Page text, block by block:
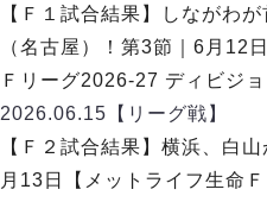
メットライフ生命Ｆ
試合日程・結果
大会概要
アリーナ情報
チケット情報
リガーレヴィア葛飾
Y．S．C．C．横浜
ヴィンセドール白山
アグレミーナ浜松
デウソン神戸
ポルセイド浜田
記念ゴール
ハットトリック
担当審判員
選手の通算記録（Ｆ
DIVISION02
【Ｆ１試合結果】しながわ
（名古屋）！第3節｜6月12
Ｆリーグ2026-27 ディビジョ
2026.06.15 【リーグ戦】
【Ｆ２試合結果】横浜、白
月13日【メットライフ生命